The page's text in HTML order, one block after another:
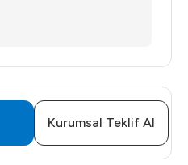
Kurumsal Teklif Al